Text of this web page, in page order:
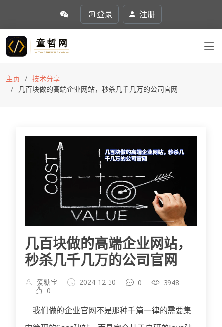
登录 注册
主页
技术分享
几百块做的高端企业网站，秒杀几千几万的公司官网
几百块做的高端企业网站，
秒杀几千几万的公司官网
爱糖宝 2024-12-30 0
3948
0
我们做的企业官网不是那种千篇一律的需要集